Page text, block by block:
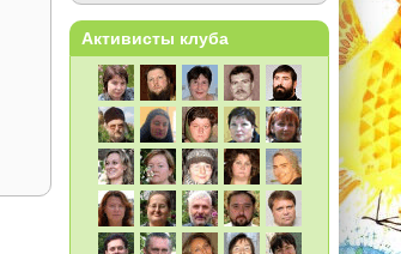
Активисты клуба